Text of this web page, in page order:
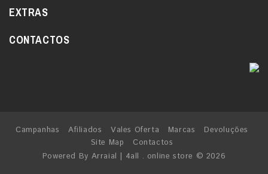
EXTRAS
CONTACTOS
Campanhas Afiliados Vales Oferta Marcas
Devoluções
Site Map
Contactos
Powered By Arraial | 4all . online store © 2026